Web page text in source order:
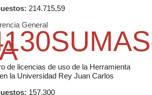
214.715,59
General
de licencias de uso de la Herramienta
la Universidad Rey Juan Carlos
157.300